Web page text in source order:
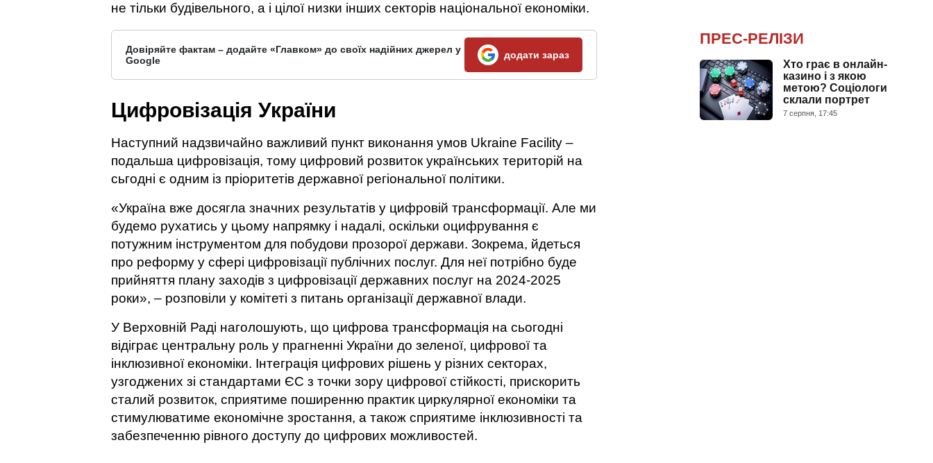
не тільки будівельного, а і цілої низки інших секторів національної економіки.
Довіряйте фактам – додайте «Главком» до своїх надійних джерел у
Google
додати зараз
Цифровізація України
Наступний надзвичайно важливий пункт виконання умов Ukraine Facility –
подальша цифровізація, тому цифровий розвиток українських територій на
сьгодні є одним із пріоритетів державної регіональної політики.
«Україна вже досягла значних результатів у цифровій трансформації. Але ми
будемо рухатись у цьому напрямку і надалі, оскільки оцифрування є
потужним інструментом для побудови прозорої держави. Зокрема, йдеться
про реформу у сфері цифровізації публічних послуг. Для неї потрібно буде
прийняття плану заходів з цифровізації державних послуг на 2024-2025
роки», – розповіли у комітеті з питань організації державної влади.
У Верховній Раді наголошують, що цифрова трансформація на сьогодні
відіграє центральну роль у прагненні України до зеленої, цифрової та
інклюзивної економіки. Інтеграція цифрових рішень у різних секторах,
узгоджених зі стандартами ЄС з точки зору цифрової стійкості, прискорить
сталий розвиток, сприятиме поширенню практик циркулярної економіки та
стимулюватиме економічне зростання, а також сприятиме інклюзивності та
забезпеченню рівного доступу до цифрових можливостей.
ПРЕС-РЕЛІЗИ
Хто грає в онлайн-
казино і з якою
метою? Соціологи
склали портрет
7 серпня, 17:45